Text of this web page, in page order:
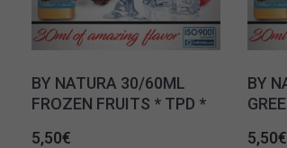
BY NATURA 30/60ML
FROZEN FRUITS * TPD *
5,50€
BY
5,50€